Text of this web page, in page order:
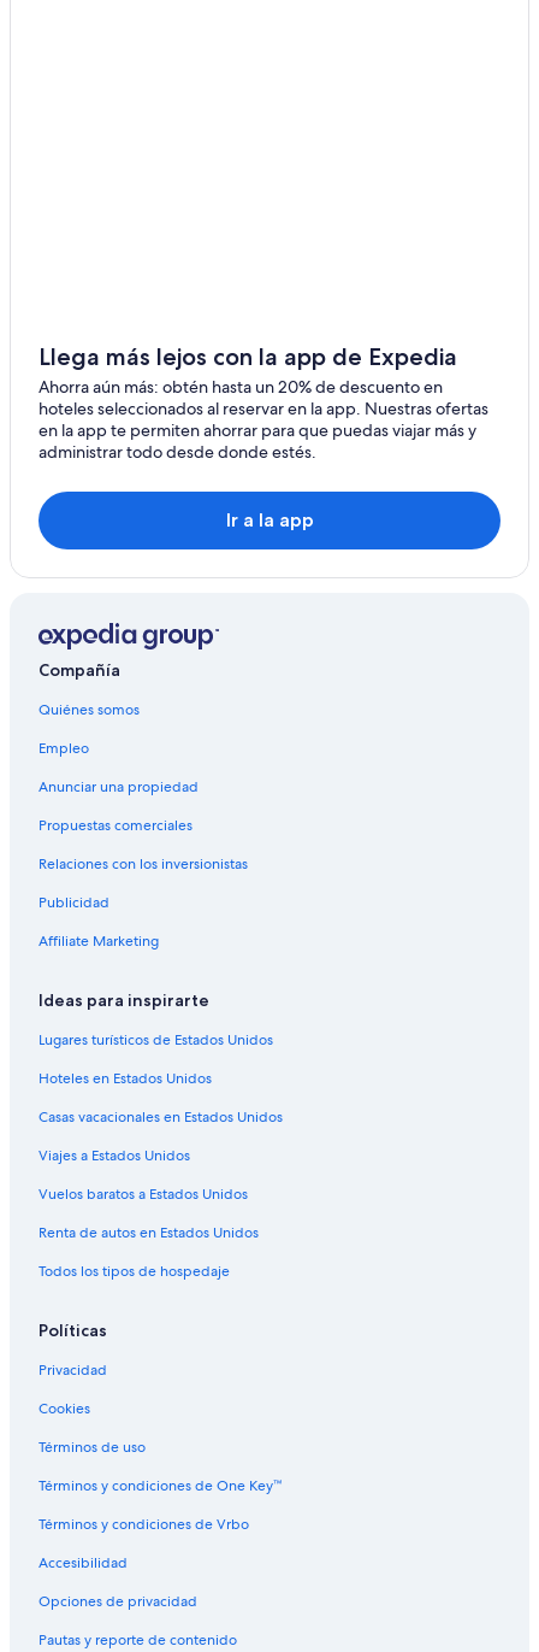
Llega más lejos con la app de Expedia
Ahorra aún más: obtén hasta un 20% de descuento en
hoteles seleccionados al reservar en la app. Nuestras ofertas
en la app te permiten ahorrar para que puedas viajar más y
administrar todo desde donde estés.
Ir a la app
Compañía
Quiénes somos
Empleo
Anunciar una propiedad
Propuestas comerciales
Relaciones con los inversionistas
Publicidad
Affiliate Marketing
Ideas para inspirarte
Lugares turísticos de Estados Unidos
Hoteles en Estados Unidos
Casas vacacionales en Estados Unidos
Viajes a Estados Unidos
Vuelos baratos a Estados Unidos
Renta de autos en Estados Unidos
Todos los tipos de hospedaje
Políticas
Privacidad
Cookies
Términos de uso
Términos y condiciones de One Key™
Términos y condiciones de Vrbo
Accesibilidad
Opciones de privacidad
Pautas y reporte de contenido